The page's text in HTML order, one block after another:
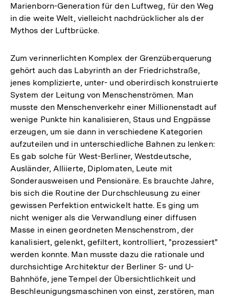
Marienborn-Generation für den Luftweg, für den Weg
in die weite Welt, vielleicht nachdrücklicher als der
Mythos der Luftbrücke.
Zum verinnerlichten Komplex der Grenzüberquerung
gehört auch das Labyrinth an der Friedrichstraße,
jenes komplizierte, unter- und oberirdisch konstruierte
System der Leitung von Menschenströmen. Man
musste den Menschenverkehr einer Millionenstadt auf
wenige Punkte hin kanalisieren, Staus und Engpässe
erzeugen, um sie dann in verschiedene Kategorien
aufzuteilen und in unterschiedliche Bahnen zu lenken:
Es gab solche für West-Berliner, Westdeutsche,
Ausländer, Alliierte, Diplomaten, Leute mit
Sonderausweisen und Pensionäre. Es brauchte Jahre,
bis sich die Routine der Durchschleusung zu einer
gewissen Perfektion entwickelt hatte. Es ging um
nicht weniger als die Verwandlung einer diffusen
Masse in einen geordneten Menschenstrom, der
kanalisiert, gelenkt, gefiltert, kontrolliert, "prozessiert"
werden konnte. Man musste dazu die rationale und
durchsichtige Architektur der Berliner S- und U-
Bahnhöfe, jene Tempel der Übersichtlichkeit und
Beschleunigungsmaschinen von einst, zerstören, man